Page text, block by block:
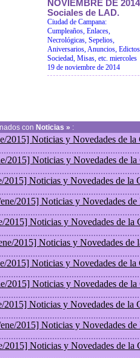
NOVIEMBRE DE
Sociales de LAD.
Ciudad de Campana:
Cumpleaños, Enlaces,
Necrológicas, Sepelios,
Aniversarios, Anuncios,
Sociedad, Misas, etc. miercoles
19 de noviembre de 2014
con Noticias » :
2015] Noticias y Novedades de la
2015] Noticias y Novedades de
2015] Noticias y Novedades de la
2015] Noticias y Novedades
2015] Noticias y Novedades de la
2015] Noticias y Novedades de
2015] Noticias y Novedades de la
2015] Noticias y Novedades de
2015] Noticias y Novedades de la
2015] Noticias y Novedades
2015] Noticias y Novedades de la